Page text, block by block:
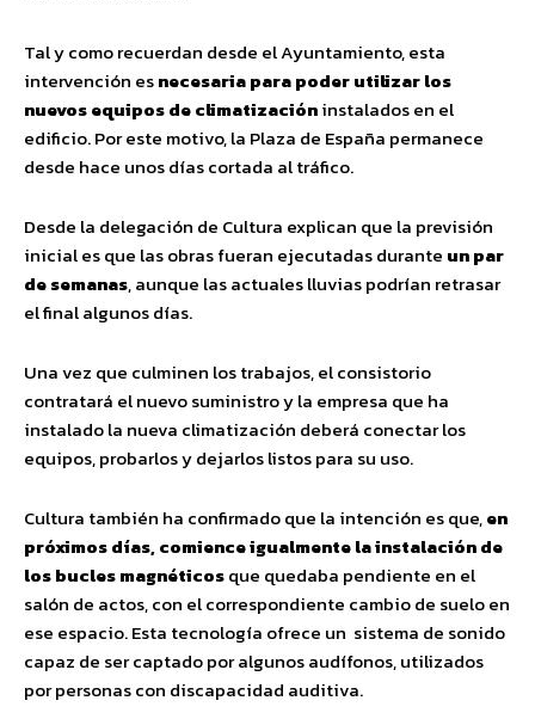
Tal y como recuerdan desde el Ayuntamiento, esta
intervención esnecesaria para poder utilizar los
nuevos equipos de climatizacióninstalados en el
edificio. Por este motivo, la Plaza de España permanece
desde hace unos días cortada al tráfico.
Desde la delegación de Cultura explican que la previsión
inicial es que las obras fueran ejecutadas durante un par
de semanas, aunque las actuales lluvias podrían retrasar
el final algunos días.
Una vez que culminen los trabajos, el consistorio
contratará el nuevo suministro y la empresa que ha
instalado la nueva climatización deberá conectar los
equipos, probarlos y dejarlos listos para su uso.
Cultura también ha confirmado que la intención es que,en
próximos días, comience igualmente la instalación de
los bucles magnéticosque quedaba pendiente en el
salón de actos, con el correspondiente cambio de suelo en
ese espacio. Esta tecnología ofrece un sistema de sonido
capaz de ser captado por algunos audífonos, utilizados
por personas con discapacidad auditiva.